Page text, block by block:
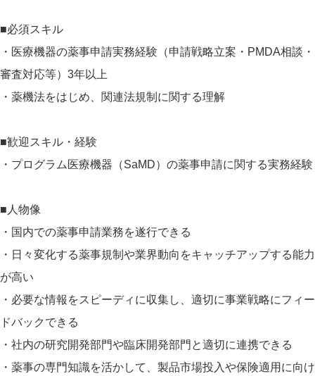
■必須スキル
・医療機器の薬事申請実務経験（申請戦略立案・PMDA相談・
審査対応等）3年以上
・薬機法をはじめ、関連法規制に関する理解
■歓迎スキル・経験
・プログラム医療機器（SaMD）の薬事申請に関する実務経験
■人物像
・国内での薬事申請業務を遂行できる
・日々変化する薬事規制や業界動向をキャッチアップする能力
が高い
・必要な情報をスピーディに収集し、適切に事業戦略にフィー
ドバックできる
・社内の研究開発部門や臨床開発部門と適切に連携できる
・薬事の専門知識を活かして、製品市場投入や保険適用に向け